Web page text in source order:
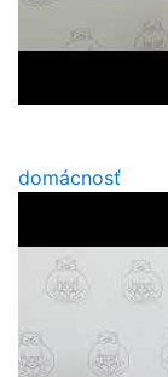
domácnosť